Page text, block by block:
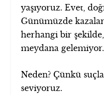
yaşıyoruz. Evet,
Günümüzde
herhangi bir
meydana gelemiyor.
Neden? Çünkü
seviyoruz.